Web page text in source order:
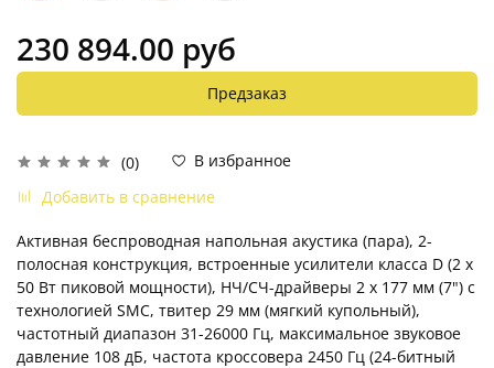
(0)
В избранное
Добавить в сравнение
230 894.00 руб
Предзаказ
Активная беспроводная напольная акустика (пара), 2-
полосная конструкция, встроенные усилители класса D (2 x
50 Вт пиковой мощности), НЧ/СЧ-драйверы 2 x 177 мм (7") с
технологией SMC, твитер 29 мм (мягкий купольный),
частотный диапазон 31-26000 Гц, максимальное звуковое
давление 108 дБ, частота кроссовера 2450 Гц (24-битный